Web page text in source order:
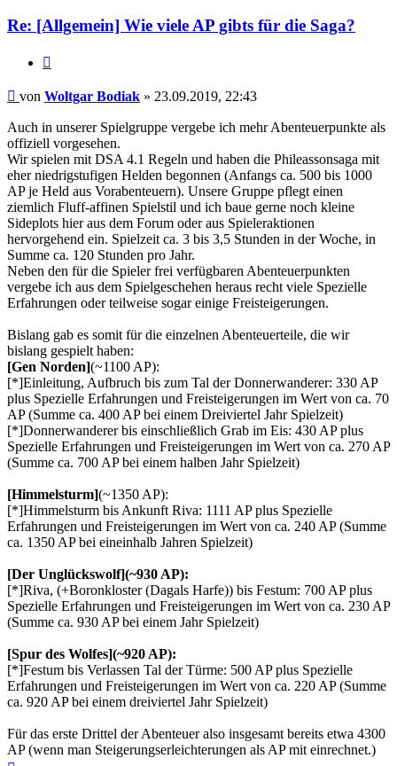
Re: [Allgemein] Wie viele AP gibts für die Saga?
Beitrag
von Woltgar Bodiak » 23.09.2019, 22:43
Auch in unserer Spielgruppe vergebe ich mehr Abenteuerpunkte als
offiziell vorgesehen.
Wir spielen mit DSA 4.1 Regeln und haben die Phileassonsaga mit
eher niedrigstufigen Helden begonnen (Anfangs ca. 500 bis 1000
AP je Held aus Vorabenteuern). Unsere Gruppe pflegt einen
ziemlich Fluff-affinen Spielstil und ich baue gerne noch kleine
Sideplots hier aus dem Forum oder aus Spieleraktionen
hervorgehend ein. Spielzeit ca. 3 bis 3,5 Stunden in der Woche, in
Summe ca. 120 Stunden pro Jahr.
Neben den für die Spieler frei verfügbaren Abenteuerpunkten
vergebe ich aus dem Spielgeschehen heraus recht viele Spezielle
Erfahrungen oder teilweise sogar einige Freisteigerungen.
Bislang gab es somit für die einzelnen Abenteuerteile, die wir
bislang gespielt haben:
[Gen Norden](~1100 AP):
[*]Einleitung, Aufbruch bis zum Tal der Donnerwanderer: 330 AP
plus Spezielle Erfahrungen und Freisteigerungen im Wert von ca. 70
AP (Summe ca. 400 AP bei einem Dreiviertel Jahr Spielzeit)
[*]Donnerwanderer bis einschließlich Grab im Eis: 430 AP plus
Spezielle Erfahrungen und Freisteigerungen im Wert von ca. 270 AP
(Summe ca. 700 AP bei einem halben Jahr Spielzeit)
[Himmelsturm](~1350 AP):
[*]Himmelsturm bis Ankunft Riva: 1111 AP plus Spezielle
Erfahrungen und Freisteigerungen im Wert von ca. 240 AP (Summe
ca. 1350 AP bei eineinhalb Jahren Spielzeit)
[Der Unglückswolf](~930 AP):
[*]Riva, (+Boronkloster (Dagals Harfe)) bis Festum: 700 AP plus
Spezielle Erfahrungen und Freisteigerungen im Wert von ca. 230 AP
(Summe ca. 930 AP bei einem Jahr Spielzeit)
[Spur des Wolfes](~920 AP):
[*]Festum bis Verlassen Tal der Türme: 500 AP plus Spezielle
Erfahrungen und Freisteigerungen im Wert von ca. 220 AP (Summe
ca. 920 AP bei einem dreiviertel Jahr Spielzeit)
Für das erste Drittel der Abenteuer also insgesamt bereits etwa 4300
AP (wenn man Steigerungserleichterungen als AP mit einrechnet.)